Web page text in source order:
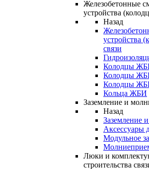
Железобетонные
устройства
Назад
устройства
связи
Колодцы
Колодцы
Колодцы
Кольца ЖБИ
Заземление и
Назад
Заземление
Аксессуары
Модульное
Люки и
строительства